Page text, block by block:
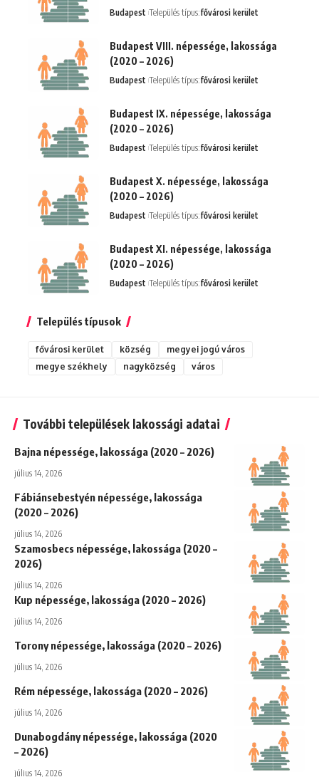
Budapest Település típus:fővárosi kerület
Budapest VIII. népessége, lakossága
(2020 – 2026)
Budapest Település típus:fővárosi kerület
Budapest IX. népessége, lakossága
(2020 – 2026)
Budapest Település típus:fővárosi kerület
Budapest X. népessége, lakossága
(2020 – 2026)
Budapest Település típus:fővárosi kerület
Budapest XI. népessége, lakossága
(2020 – 2026)
Budapest Település típus:fővárosi kerület
Település típusok
fővárosi kerület község
megyei jogú város
megye székhely
nagyközség város
További települések lakossági adatai
Bajna népessége, lakossága (2020 – 2026)
július 14, 2026
Fábiánsebestyén népessége, lakossága
(2020 – 2026)
július 14, 2026
Szamosbecs népessége, lakossága (2020 –
2026)
július 14, 2026
Kup népessége, lakossága (2020 – 2026)
július 14, 2026
Torony népessége, lakossága (2020 – 2026)
július 14, 2026
Rém népessége, lakossága (2020 – 2026)
július 14, 2026
Dunabogdány népessége, lakossága (2020
– 2026)
július 14, 2026